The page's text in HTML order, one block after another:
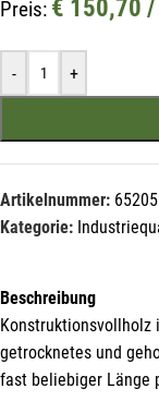
Preis: € 150,70
- +
Artikelnummer: 65205
Kategorie:
Beschreibung
getrocknetes und
fast beliebiger Länge
Hiermit erkläre
meiner E-Mail-
Zwecke der
Liechtenstein
freiwillig und
der